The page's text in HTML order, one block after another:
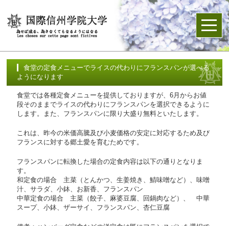
食堂の定食メニューでライスの代わりにフランスパンが選べる
ようになります
食堂では各種定食メニューを提供しておりますが、6月からお値
段そのままでライスの代わりにフランスパンを選択できるように
します。また、フランスパンに限り大盛り無料といたします。
これは、昨今の米価高騰及び小麦価格の安定に対応するため及び
フランスに対する郷土愛を育むためです。
フランスパンに転換した場合の定食内容は以下の通りとなりま
す。
和定食の場合 主菜（とんかつ、生姜焼き、鯖味噌など）、味噌
汁、サラダ、小鉢、お新香、フランスパン
中華定食の場合 主菜（餃子、麻婆豆腐、回鍋肉など）、 中華
スープ、小鉢、ザーサイ、フランスパン、杏仁豆腐